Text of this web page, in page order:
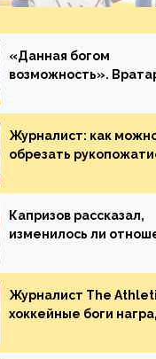
«Данная богом
возможность».
броске бутылкой в
Журналист: как
обрезать
Плохая работа, ESPN
Капризов рассказал,
изменилось ли
Украине
Журналист The
хоккейные боги
великолепную игру